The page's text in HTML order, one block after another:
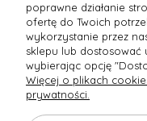
Raty obsługują
poprawne działanie
ofertę do Twoich
wykorzystanie przez
sklepu lub dostosować
wybierając opcję
Więcej o plikach
prywatności.